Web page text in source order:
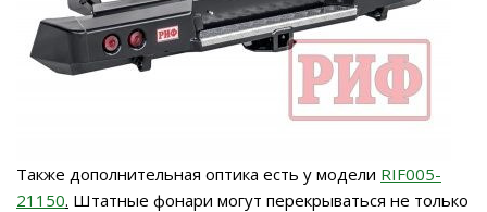
Также дополнительная оптика есть у модели RIF005-
21150. Штатные фонари могут перекрываться не только